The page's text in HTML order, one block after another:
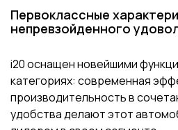
Первоклассные
непревзойденного
i20 оснащен новейшими
категориях: современная
производительность в
удобства делают этот